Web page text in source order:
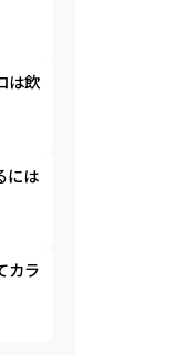
は飲
には
カラ